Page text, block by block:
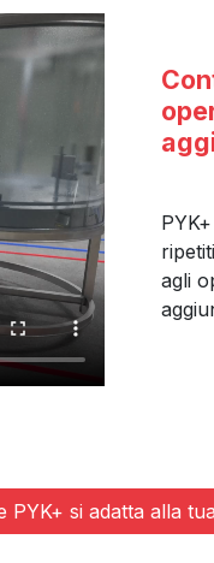
agli
PYK+ si adatta alla